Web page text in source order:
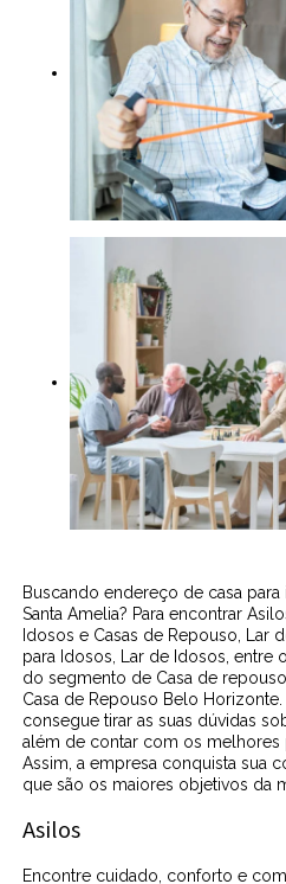
Buscando endereço de casa
Santa Amelia? Para encontrar
Idosos e Casas de Repouso, Lar
para Idosos, Lar de Idosos, entre
do segmento de Casa de
Casa de Repouso Belo
consegue tirar as suas dúvidas
além de contar com os melhores
Assim, a empresa conquista sua
que são os maiores objetivos da
Asilos
Encontre cuidado, conforto e